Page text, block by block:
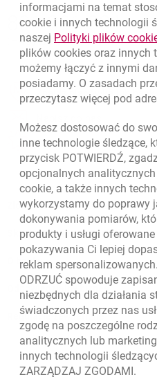
Nawigacja dolna
Zadzwoń do nas
801 331 331
(+48) 22 598 40 40
Znajdź placówkę lub
Oceń nas otwiera się w
Złóż wniosek przez internet
Skontaktuj się ze Specjalistą
O banku
Odpowiedzialny biznes
Regulacje zewnętrzne
informacjami na temat
cookie i innych technologii
naszej Polityki plików
plików cookies oraz innych
możemy łączyć z innymi
posiadamy. O zasadach
przeczytasz więcej pod
Możesz dostosować do
inne technologie śledzące,
przycisk POTWIERDŹ,
opcjonalnych
cookie, a także innych
wykorzystamy do poprawy
dokonywania pomiarów,
produkty i usługi
pokazywania Ci lepiej
reklam
ODRZUĆ spowoduje
niezbędnych dla działania
świadczonych przez nas
zgodę na poszczególne
analitycznych lub
innych technologii
ZARZĄDZAJ ZGODAMI.